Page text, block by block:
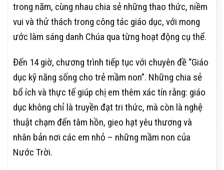
trong năm, cùng nhau chia sẻ những thao thức, niềm
vui và thử thách trong công tác giáo dục, với mong
ước làm sáng danh Chúa qua từng hoạt động cụ thể.
Đến 14 giờ, chương trình tiếp tục với chuyên đề “Giáo
dục kỹ năng sống cho trẻ mầm non”. Những chia sẻ
bổ ích và thực tế giúp chị em thêm xác tín rằng: giáo
dục không chỉ là truyền đạt tri thức, mà còn là nghệ
thuật chạm đến tâm hồn, gieo hạt yêu thương và
nhân bản nơi các em nhỏ – những mầm non của
Nước Trời.